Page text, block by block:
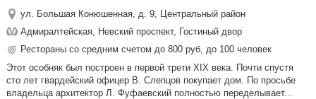
ул. Большая Конюшенная, д. 9, Центральный район
Адмиралтейская, Невский проспект, Гостиный двор
Рестораны со средним счетом до 800 руб, до 100 человек
Этот особняк был построен в первой трети XIX века. Почти спустя
сто лет гвардейский офицер В. Слепцов покупает дом. По просьбе
владельца архитектор Л. Фуфаевский полностью переделывает...